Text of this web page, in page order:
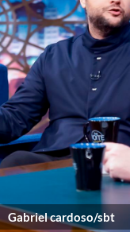
Gabriel cardoso/sbt